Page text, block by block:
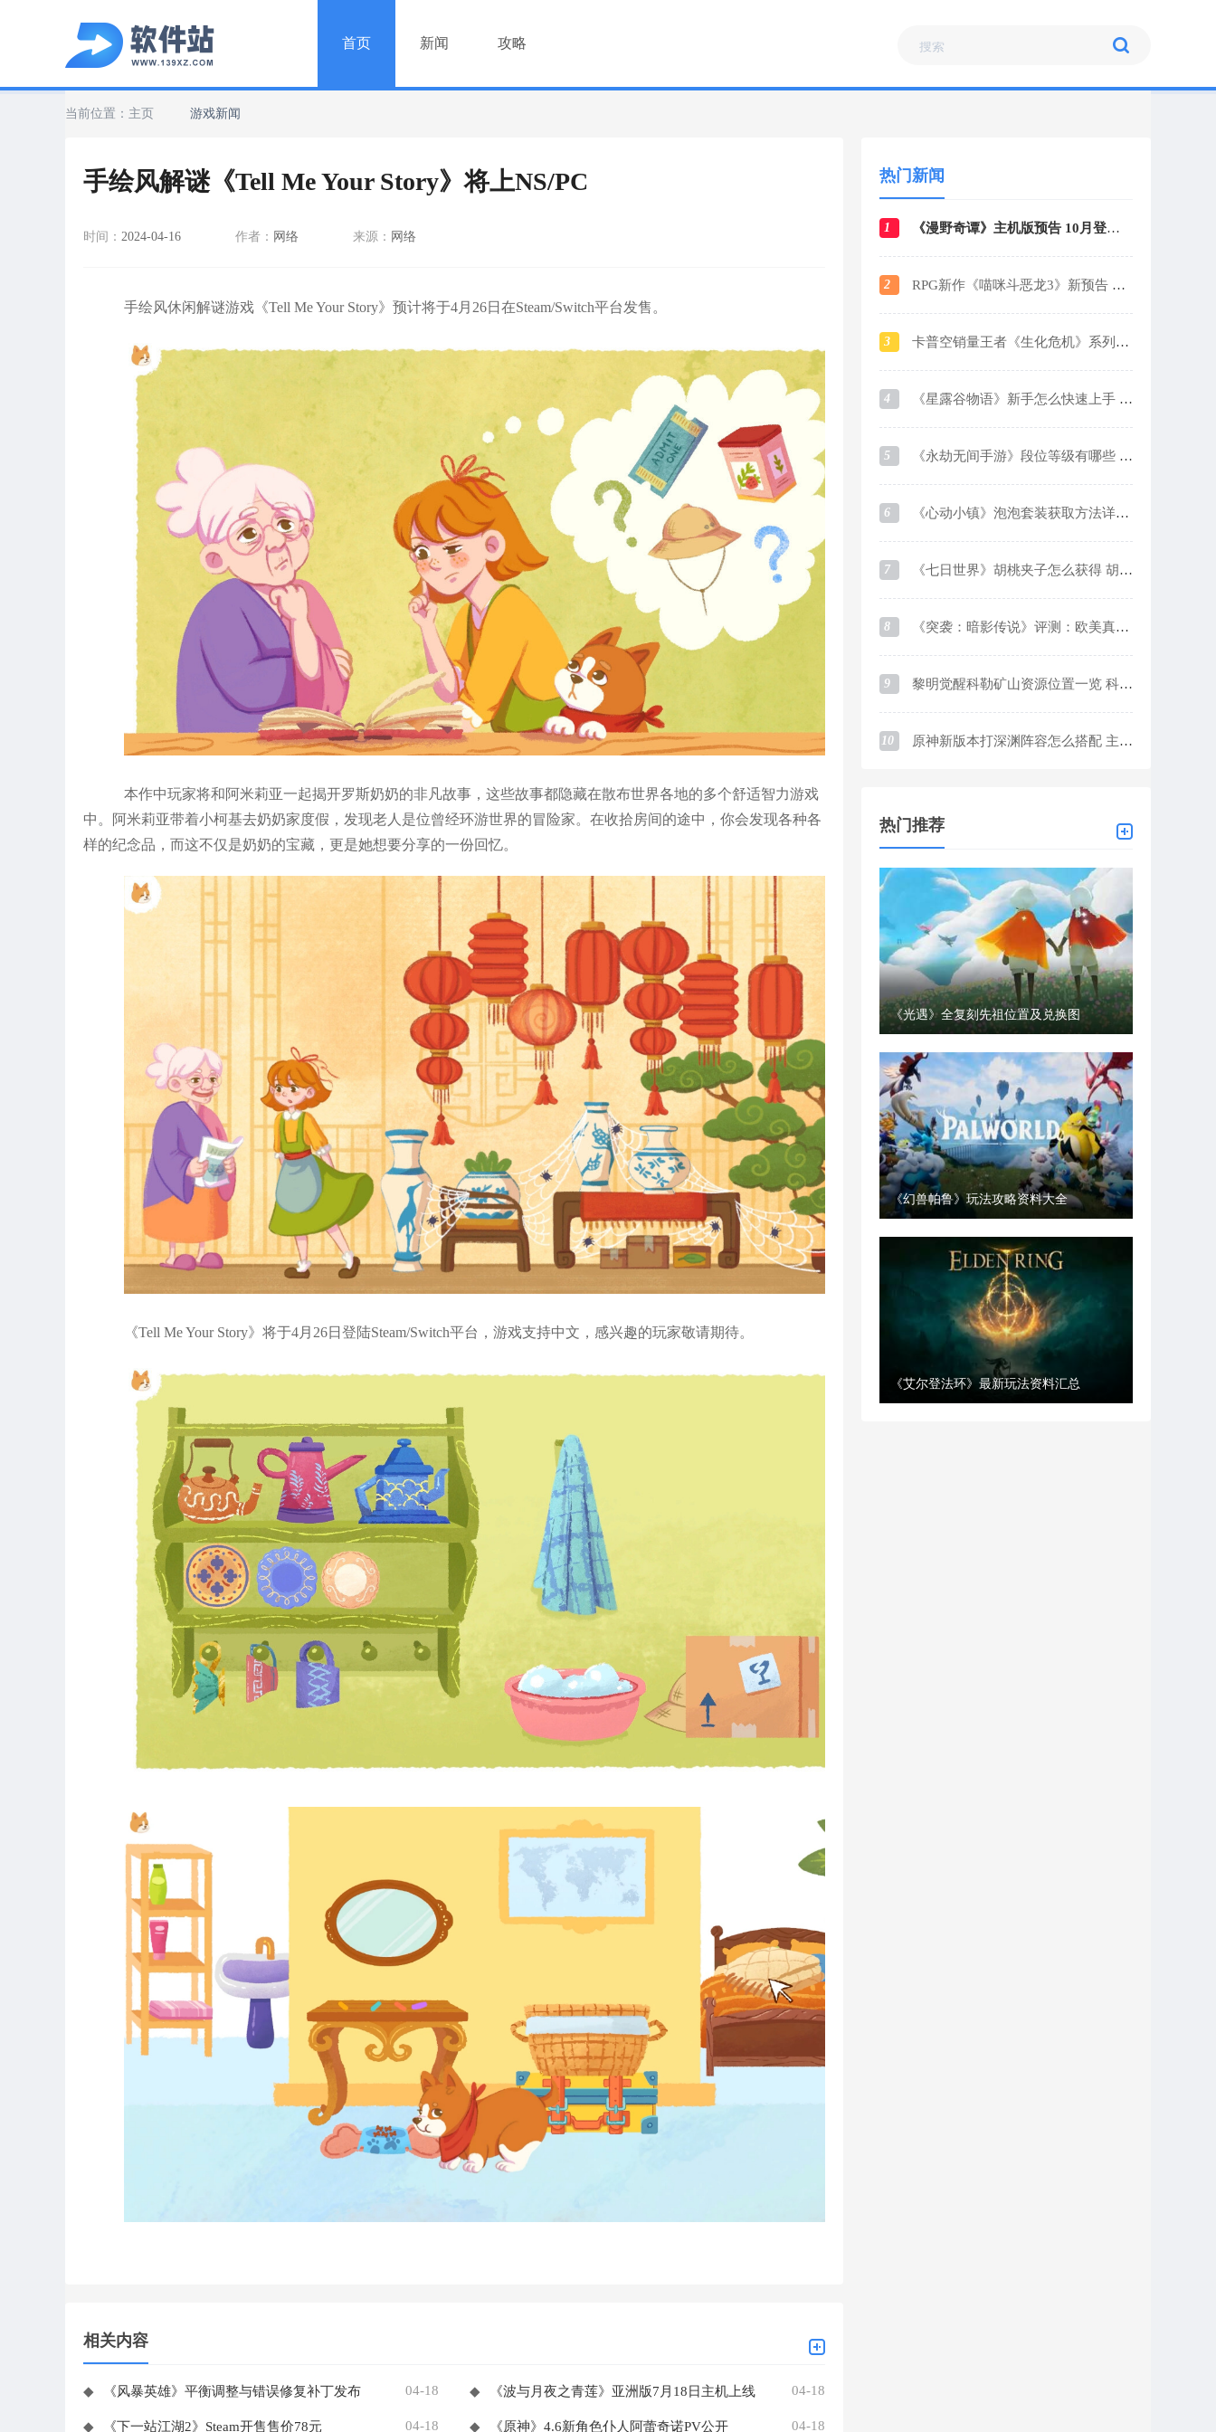
首页 新闻 攻略
当前位置： 主页 游戏新闻
手绘风解谜《Tell Me Your Story》将上NS/PC
时间： 2024-04-16 作者： 网络 来源： 网络
手绘风休闲解谜游戏《Tell Me Your Story》预计将于4月26日在Steam/Switch平台发售。
本作中玩家将和阿米莉亚一起揭开罗斯奶奶的非凡故事，这些故事都隐藏在散布世界各地的多个舒适智力游戏
中。阿米莉亚带着小柯基去奶奶家度假，发现老人是位曾经环游世界的冒险家。在收拾房间的途中，你会发现各种各
样的纪念品，而这不仅是奶奶的宝藏，更是她想要分享的一份回忆。
《Tell Me Your Story》将于4月26日登陆Steam/Switch平台，游戏支持中文，感兴趣的玩家敬请期待。
相关内容
◆ 《风暴英雄》平衡调整与错误修复补丁发布 04-18 ◆ 《波与月夜之青莲》亚洲版7月18日主机上线 04-18
◆ 《下一站江湖2》Steam开售售价78元 04-18 ◆ 《原神》4.6新角色仆人阿蕾奇诺PV公开 04-18
热门新闻
1 《漫野奇谭》主机版预告 10月登陆各大平台
2 RPG新作《喵咪斗恶龙3》新预告 战斗场景曝光
3 卡普空销量王者《生化危机》系列销量破1.6亿
4 《星露谷物语》新手怎么快速上手 新手玩法攻略指南2024
5 《永劫无间手游》段位等级有哪些 段位等级及对应分数一览
6 《心动小镇》泡泡套装获取方法详细介绍
7 《七日世界》胡桃夹子怎么获得 胡桃夹子获取方法
8 《突袭：暗影传说》评测：欧美真实系画风下的魔灵like游戏
9 黎明觉醒科勒矿山资源位置一览 科勒矿山资源采集点在哪
10 原神新版本打深渊阵容怎么搭配 主流阵容优缺点介绍及培养思路
热门推荐
《光遇》全复刻先祖位置及兑换图
《幻兽帕鲁》玩法攻略资料大全
《艾尔登法环》最新玩法资料汇总